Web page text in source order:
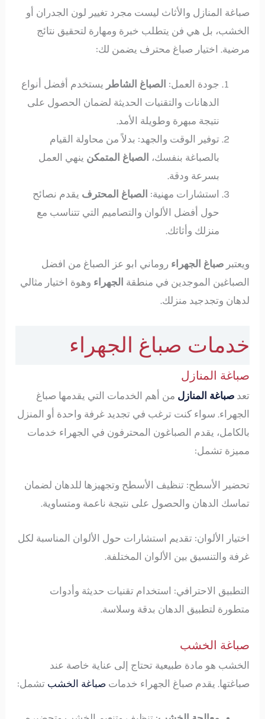
صباغة المنازل والأثاث ليست مجرد تغيير لون الجدران أو
الخشب، بل هي فن يتطلب خبرة ومهارة لتحقيق نتائج
مرضية. اختيار صباغ محترف يضمن لك:
جودة العمل: الصباغ الشاطر يستخدم أفضل أنواع
الدهانات والتقنيات الحديثة لضمان الحصول على
نتيجة مبهرة وطويلة الأمد.
توفير الوقت والجهد: بدلاً من محاولة القيام
بالصباغة بنفسك، الصباغ المتمكن ينهي العمل
بسرعة ودقة.
استشارات مهنية: الصباغ المحترف يقدم نصائح
حول أفضل الألوان والتصاميم التي تتناسب مع
منزلك وأثاثك.
ويعتبرصباغ الجهراء روماني ابو عز الصباغ من افضل
الصباغين الموجدين في منطقة الجهراء وهوة اختيار مثالي
لدهان وتجدجيد منزلك.
خدمات صباغ الجهراء
صباغة المنازل
تعدصباغة المنازل من أهم الخدمات التي يقدمها صباغ
الجهراء. سواء كنت ترغب في تجديد غرفة واحدة أو المنزل
بالكامل، يقدم الصباغون المحترفون في الجهراء خدمات
مميزة تشمل:
تحضير الأسطح: تنظيف الأسطح وتجهيزها للدهان لضمان
تماسك الدهان والحصول على نتيجة ناعمة ومتساوية.
اختيار الألوان: تقديم استشارات حول الألوان المناسبة لكل
غرفة والتنسيق بين الألوان المختلفة.
التطبيق الاحترافي: استخدام تقنيات حديثة وأدوات
متطورة لتطبيق الدهان بدقة وسلاسة.
صباغة الخشب
الخشب هو مادة طبيعية تحتاج إلى عناية خاصة عند
صباغتها. يقدم صباغ الجهراء خدماتصباغة الخشب تشمل: